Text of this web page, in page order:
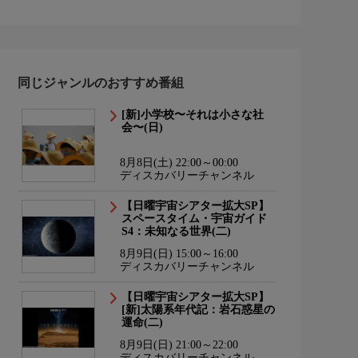
同じジャンルのおすすめ番組
[新]小学校〜それは小さな社
会〜(日)
8月8日(土) 22:00～00:00
ディスカバリーチャンネル
【日曜宇宙シアター拡大SP】
スペースタイム・宇宙ガイド
S4：未知なる世界(二)
8月9日(日) 15:00～16:00
ディスカバリーチャンネル
【日曜宇宙シアター拡大SP】
[新]太陽系年代記：岩石惑星の
運命(二)
8月9日(日) 21:00～22:00